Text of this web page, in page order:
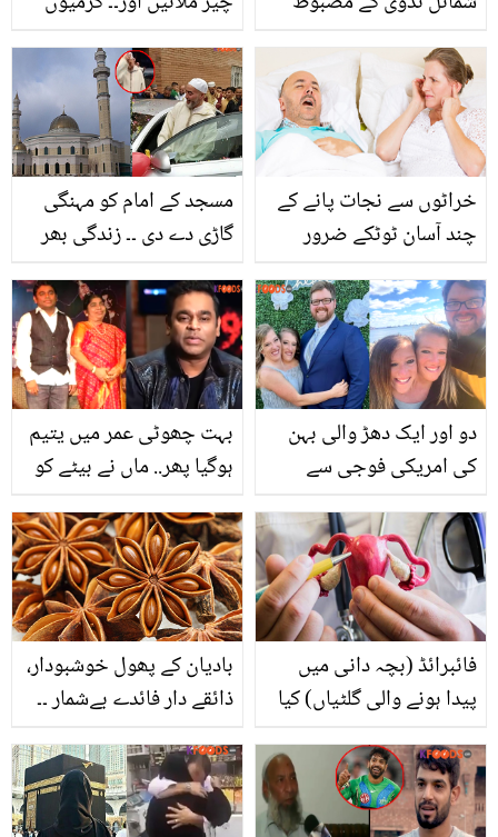
ایسا طریقہ کہ 5 سال تک
مچھر گھر میں نہیں آئیں
گے
گئے! ویڈیو
مسجد کے امام کو مہنگی
گاڑی دے دی ۔۔ زندگی بھر
کو جب تحفہ دیا گیا تو امام
نے کیا کیا؟ دیکھیے
خراٹوں سے نجات پانے کے
چند آسان ٹوٹکے ضرور
بہت چھوٹی عمر میں یتیم
ہوگیا پھر.. ماں نے بیٹے کو
قربانی دی؟ اے آر رحمان کا
انکشاف
دو اور ایک دھڑ والی بہن
کی امریکی فوجی سے
حیران رہ گئے
بادیان کے پھول خوشبودار،
ذائقے دار فائدے بےشمار ۔۔
اہمیت اور اس کے حیرت
انگیز فوائد جو کوئی نہیں
فائبرائڈ (بچہ دانی میں
پیدا ہونے والی گلٹیاں) کیا
ابتدائی علامت ہیں؟